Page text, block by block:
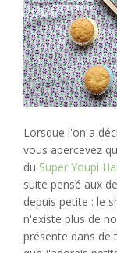
Lorsque l'on a
vous apercevez
du Super Youpi
suite pensé aux
depuis petite : le
n'existe plus de
présente dans de